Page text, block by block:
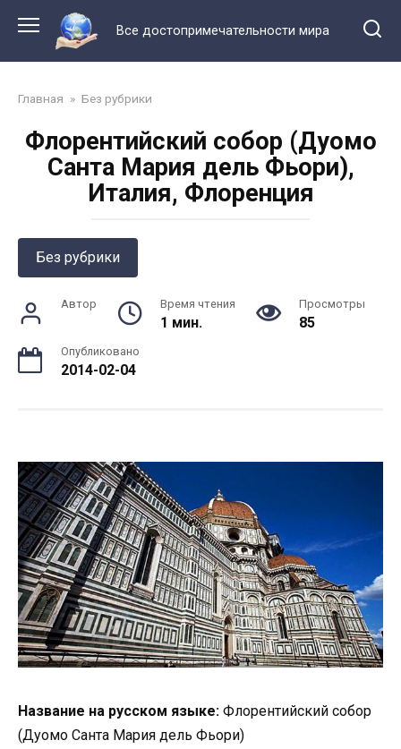
контенту
Все достопримечательности мира
Главная » Без рубрики
Флорентийский собор (Дуомо
Санта Мария дель Фьори),
Италия, Флоренция
Без рубрики
Автор Время чтения
1 мин.
Просмотры
85
Опубликовано
2014-02-04
Название на русском языке: Флорентийский собор
(Дуомо Санта Мария дель Фьори)